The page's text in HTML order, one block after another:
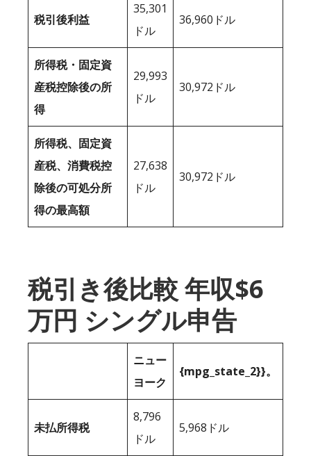
税引後利益
35,301
ドル
36,960ドル
所得税・固定資
産税控除後の所
得
29,993
ドル
30,972ドル
所得税、固定資
産税、消費税控
除後の可処分所
得の最高額
27,638
ドル
30,972ドル
税引き後比較 年収$6
万円 シングル申告
ニュー
ヨーク
{mpg_state_2}}。
未払所得税
8,796
ドル
5,968ドル